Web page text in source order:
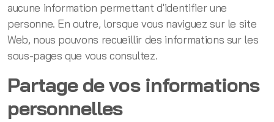
aucune information permettant d'identifier une
personne. En outre, lorsque vous naviguez sur le site
Web, nous pouvons recueillir des informations sur les
sous-pages que vous consultez.
Partage de vos informations
personnelles